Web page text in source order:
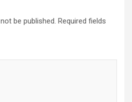
be published. Required fields